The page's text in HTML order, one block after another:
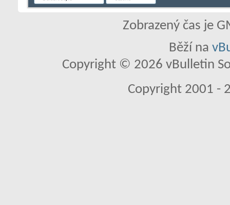
Zobrazený čas je
Běží na
Copyright © 2026 vBulletin
Copyright 2001 -